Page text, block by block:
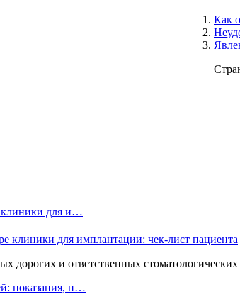
Как
клиники для и…
дорогих и ответственных стоматологических
показания, п…